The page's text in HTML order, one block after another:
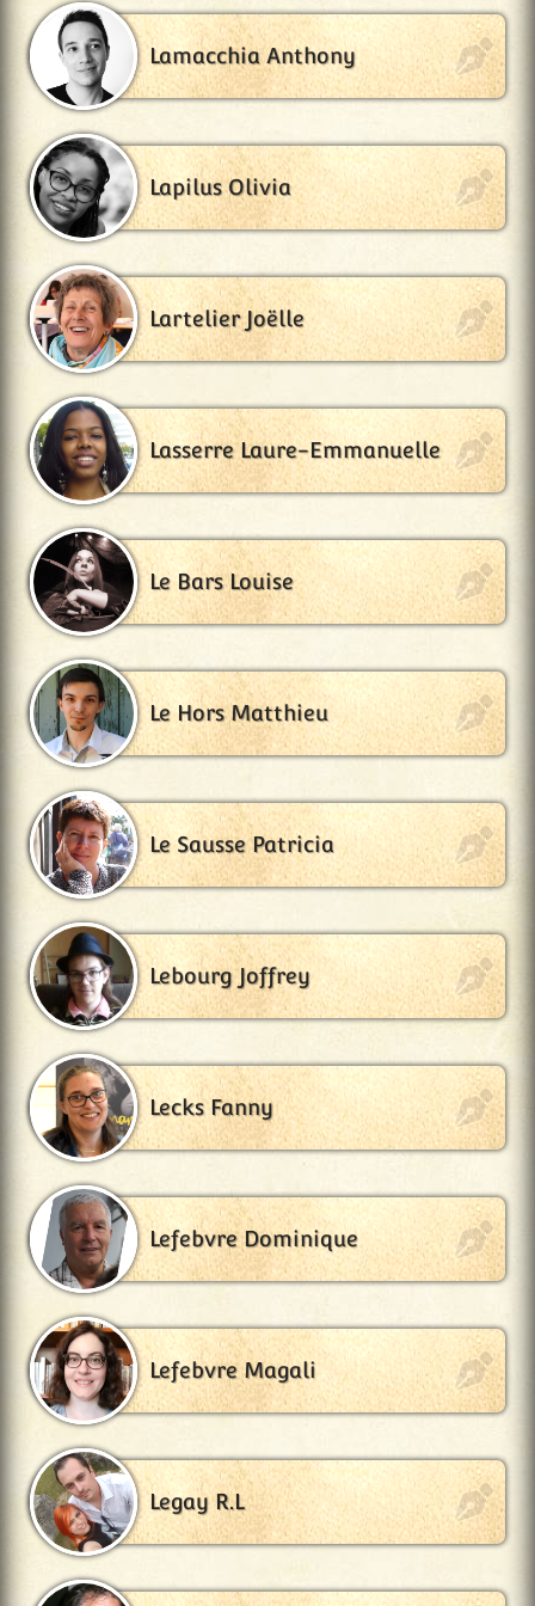
Lamacchia Anthony
Lapilus Olivia
Lartelier Joëlle
Lasserre Laure-Emmanuelle
Le Bars Louise
Le Hors Matthieu
Le Sausse Patricia
Lebourg Joffrey
Lecks Fanny
Lefebvre Dominique
Lefebvre Magali
Legay R.L